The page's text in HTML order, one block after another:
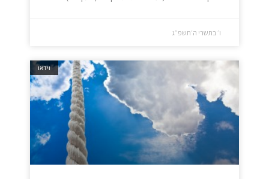
ו׳ בתשרי ה׳תשפ״ג
וידאו